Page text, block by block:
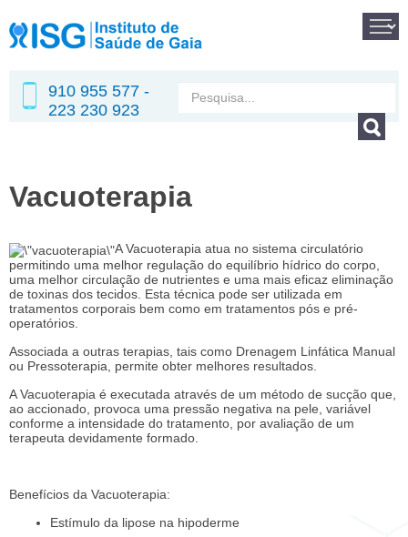
910 955 577 -
223 230 923
Vacuoterapia
A Vacuoterapia atua no sistema circulatório
permitindo uma melhor regulação do equilíbrio hídrico do corpo,
uma melhor circulação de nutrientes e uma mais eficaz eliminação
de toxinas dos tecidos. Esta técnica pode ser utilizada em
tratamentos corporais bem como em tratamentos pós e pré-
operatórios.
Associada a outras terapias, tais como Drenagem Linfática Manual
ou Pressoterapia, permite obter melhores resultados.
A Vacuoterapia é executada através de um método de sucção que,
ao accionado, provoca uma pressão negativa na pele, variável
conforme a intensidade do tratamento, por avaliação de um
terapeuta devidamente formado.
Benefícios da Vacuoterapia:
Estímulo da lipose na hipoderme